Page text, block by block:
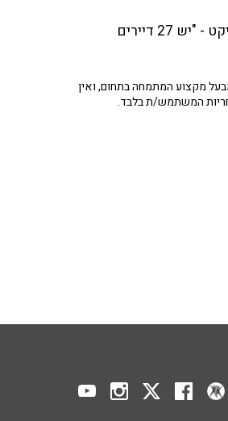
המאזינה המתגוררת בבניין מאוד ישן מספרת על הקשיים הגדולים להניע את הפרויקט - "יש 27 דיירים
מקצוע המתמחה בתחום, ואין
המשתמש/ת בלבד.